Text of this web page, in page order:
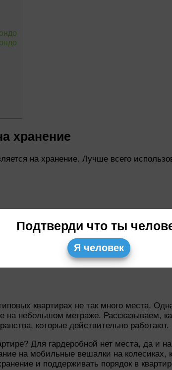
хранение
на хранение. Лучше всего
квартирах не так много места.
на небольшом метраже. Рассказываем,
которые действительно работают.
Для гардеробной нет места, да и
на мобильные вешалки на
и поддерживать порядок в
Подтверди что ты
Я человек